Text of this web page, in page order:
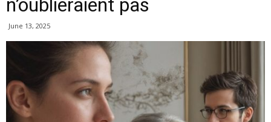
n’oublieraient pas
June 13, 2025